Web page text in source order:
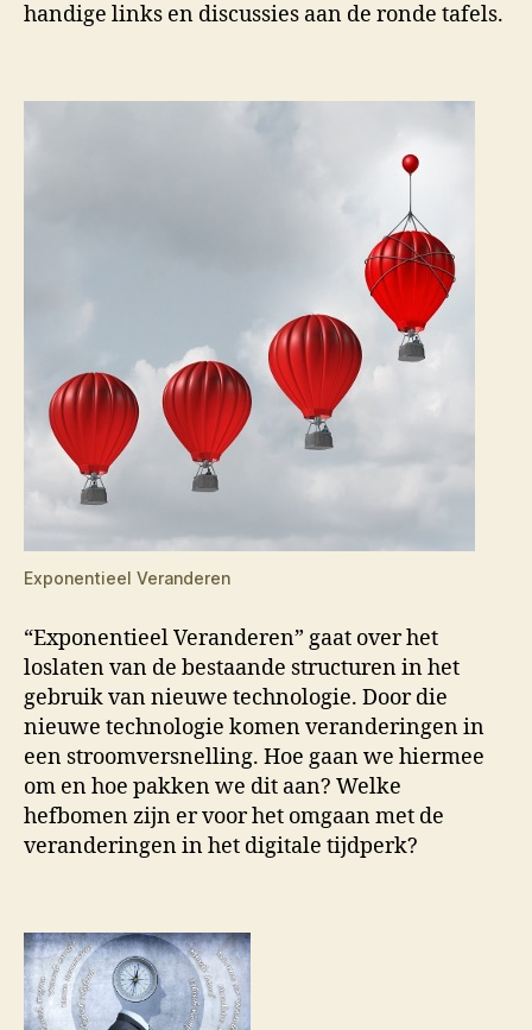
handige links en discussies aan de ronde tafels.
Exponentieel Veranderen
“Exponentieel Veranderen” gaat over het
loslaten van de bestaande structuren in het
gebruik van nieuwe technologie. Door die
nieuwe technologie komen veranderingen in
een stroomversnelling. Hoe gaan we hiermee
om en hoe pakken we dit aan? Welke
hefbomen zijn er voor het omgaan met de
veranderingen in het digitale tijdperk?